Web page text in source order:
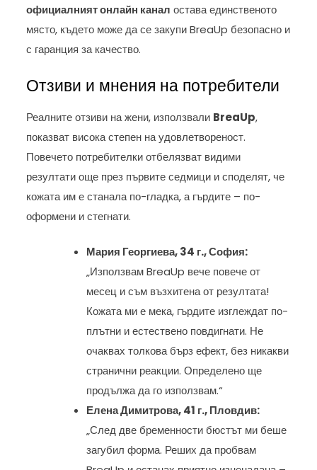
официалният онлайн канал остава единственото
място, където може да се закупи BreaUp безопасно и
с гаранция за качество.
Отзиви и мнения на потребители
Реалните отзиви на жени, използвали BreaUp,
показват висока степен на удовлетвореност.
Повечето потребителки отбелязват видими
резултати още през първите седмици и споделят, че
кожата им е станала по-гладка, а гърдите – по-
оформени и стегнати.
Мария Георгиева, 34 г., София:
„Използвам BreaUp вече повече от
месец и съм възхитена от резултата!
Кожата ми е мека, гърдите изглеждат по-
плътни и естествено повдигнати. Не
очаквах толкова бърз ефект, без никакви
странични реакции. Определено ще
продължа да го използвам.“
Елена Димитрова, 41 г., Пловдив:
„След две бременности бюстът ми беше
загубил форма. Реших да пробвам